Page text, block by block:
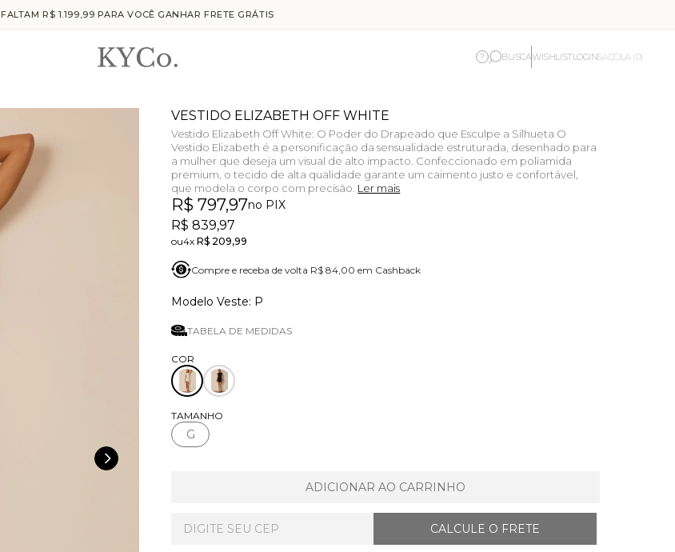
FALTAM R$ 1.199,99 PARA VOCÊ GANHAR FRETE GRÁTIS
? BUSCAWISHLISTLOGINSACOLA (0)
VESTIDO ELIZABETH OFF WHITE
Vestido Elizabeth Off White: O Poder do Drapeado que Esculpe a Silhueta O
Vestido Elizabeth é a personificação da sensualidade estruturada, desenhado para
a mulher que deseja um visual de alto impacto. Confeccionado em poliamida
premium, o tecido de alta qualidade garante um caimento justo e confortável,
que modela o corpo com precisão. Ler mais
R$ 797,97no PIX
R$ 839,97
4xR$ 209,99
Compre e receba de volta R$ 84,00 em Cashback
P
TABELA DE MEDIDAS
TAMANHO
G
ADICIONAR AO CARRINHO